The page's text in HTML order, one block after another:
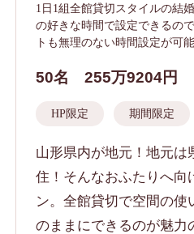
1日1組全館貸切スタイルの結
の好きな時間で設定できるの
トも無理のない時間設定が可能
50名 255万9204円
HP限定 期間限定
山形県内が地元！地元は
住！そんなおふたりへ向
ン。全館貸切で空間の使
のままにできるのが魅力